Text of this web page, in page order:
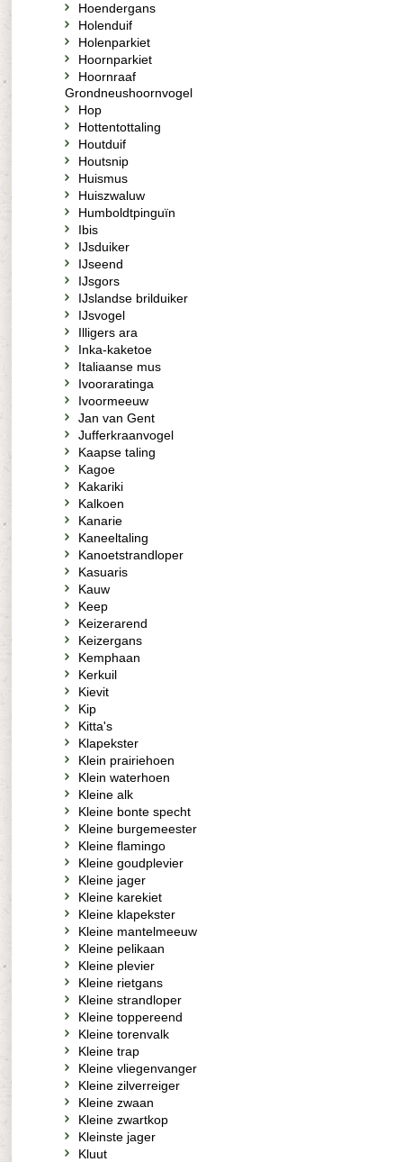
Hoendergans
Holenduif
Holenparkiet
Hoornparkiet
Hoornraaf
Grondneushoornvogel
Hop
Hottentottaling
Houtduif
Houtsnip
Huismus
Huiszwaluw
Humboldtpinguïn
Ibis
IJsduiker
IJseend
IJsgors
IJslandse brilduiker
IJsvogel
Illigers ara
Inka-kaketoe
Italiaanse mus
Ivooraratinga
Ivoormeeuw
Jan van Gent
Jufferkraanvogel
Kaapse taling
Kagoe
Kakariki
Kalkoen
Kanarie
Kaneeltaling
Kanoetstrandloper
Kasuaris
Kauw
Keep
Keizerarend
Keizergans
Kemphaan
Kerkuil
Kievit
Kip
Kitta's
Klapekster
Klein prairiehoen
Klein waterhoen
Kleine alk
Kleine bonte specht
Kleine burgemeester
Kleine flamingo
Kleine goudplevier
Kleine jager
Kleine karekiet
Kleine klapekster
Kleine mantelmeeuw
Kleine pelikaan
Kleine plevier
Kleine rietgans
Kleine strandloper
Kleine toppereend
Kleine torenvalk
Kleine trap
Kleine vliegenvanger
Kleine zilverreiger
Kleine zwaan
Kleine zwartkop
Kleinste jager
Kluut